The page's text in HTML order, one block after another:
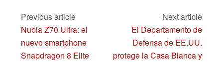
Previous article
Nubia Z70 Ultra: el
nuevo smartphone
Snapdragon 8 Elite
Next article
El Departamento de
Defensa de EE.UU.
protege la Casa Blanca y